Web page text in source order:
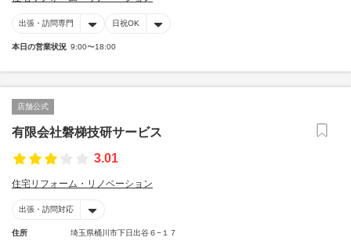
出張・訪問専門 日祝OK
本日の営業状況 9:00〜18:00
店舗公式
有限会社磐梯技研サービス
3.01
住宅リフォーム・リノベーション
出張・訪問対応
住所 埼玉県桶川市下日出谷６−１７